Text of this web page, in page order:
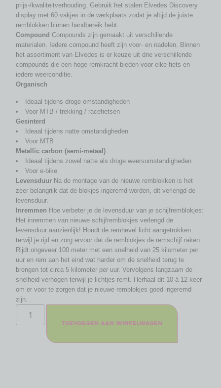
prijs-/kwaliteitverhouding. Gebruik het stalen Elvedes Discovery
display met 60 vakjes in de werkplaats zodat je altijd de juiste
remblokken binnen handbereik hebt.
Compound Compounds zijn gemaakt uit verschillende
materialen. Iedere compound heeft zijn voor- en nadelen. Binnen
het assortiment van Elvedes is er keuze uit drie verschillende
compounds die een hoge remkracht bieden voor elke fiets en
iedere weerconditie.
Organisch
Ideaal tijdens droge omstandigheden
Voor MTB / trekking / racefietsen
Gesinterd
Ideaal tijdens natte omstandigheden
Voor MTB
Metallic carbon (semi-metaal)
Ideaal tijdens zowel natte als droge weersomstandigheden
Voor e-bike
Levensduur Na de montage van de nieuwe remblokken is het
zeer belangrijk dat de blokjes ingeremd worden, dit verlengd de
levensduur.
Inremmen Hoe verbeter je de levensduur van je schijfremblokjes:
Het inremmen van nieuwe schijfremblokjes verlengd de
levensduur aanzienlijk! Houdt de remhevel licht aangetrokken
terwijl je rijd en zorg ervoor dat de remblokjes de remschijf raken.
Rijdt ongeveer 100 meter met een snelheid van 25 kilometer per
uur en rem aan het eind wat harder om de snelheid terug te
brengen tot circa 5 kilometer per uur. Vervolgens langzaam de
snelheid verhogen terwijl je lichtjes remt. Herhaal dit 10 á 12 keer
om er voor te zorgen dat je nieuwe remblokjes goed ingeremd
zijn.
Toevoegen aan winkelwagen